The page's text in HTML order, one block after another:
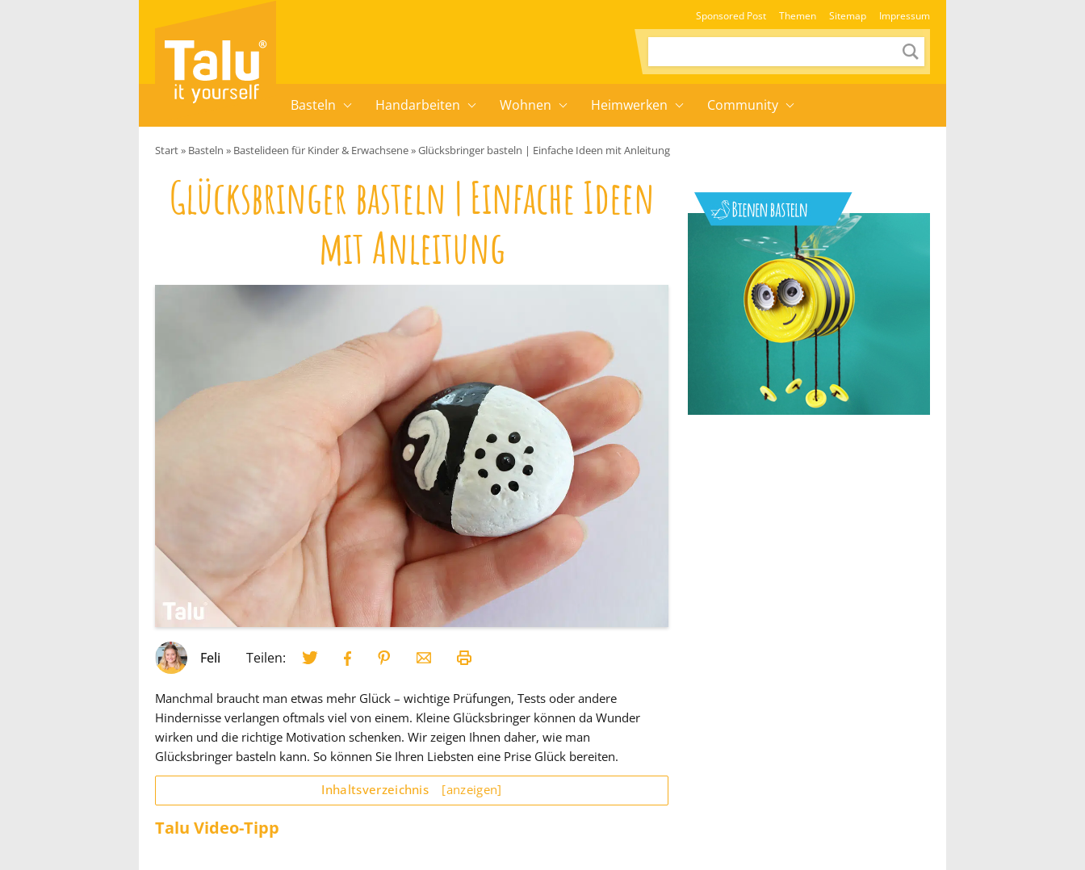
Sponsored Post Themen Sitemap Impressum
Basteln Handarbeiten Wohnen Heimwerken Community
Start» Basteln » Bastelideen für Kinder & Erwachsene»Glücksbringer basteln | Einfache Ideen mit Anleitung
Glücksbringer basteln | Einfache Ideen
mit Anleitung
Feli Teilen:
Manchmal braucht man etwas mehr Glück – wichtige Prüfungen, Tests oder andere
Hindernisse verlangen oftmals viel von einem. Kleine Glücksbringer können da Wunder
wirken und die richtige Motivation schenken. Wir zeigen Ihnen daher, wie man
Glücksbringer basteln kann. So können Sie Ihren Liebsten eine Prise Glück bereiten.
Inhaltsverzeichnis [anzeigen]
Talu Video-Tipp